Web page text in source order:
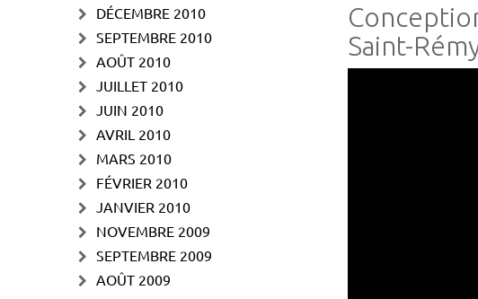
Saint-
DÉCEMBRE 2010
SEPTEMBRE 2010
AOÛT 2010
JUILLET 2010
JUIN 2010
AVRIL 2010
MARS 2010
FÉVRIER 2010
JANVIER 2010
NOVEMBRE 2009
SEPTEMBRE 2009
AOÛT 2009